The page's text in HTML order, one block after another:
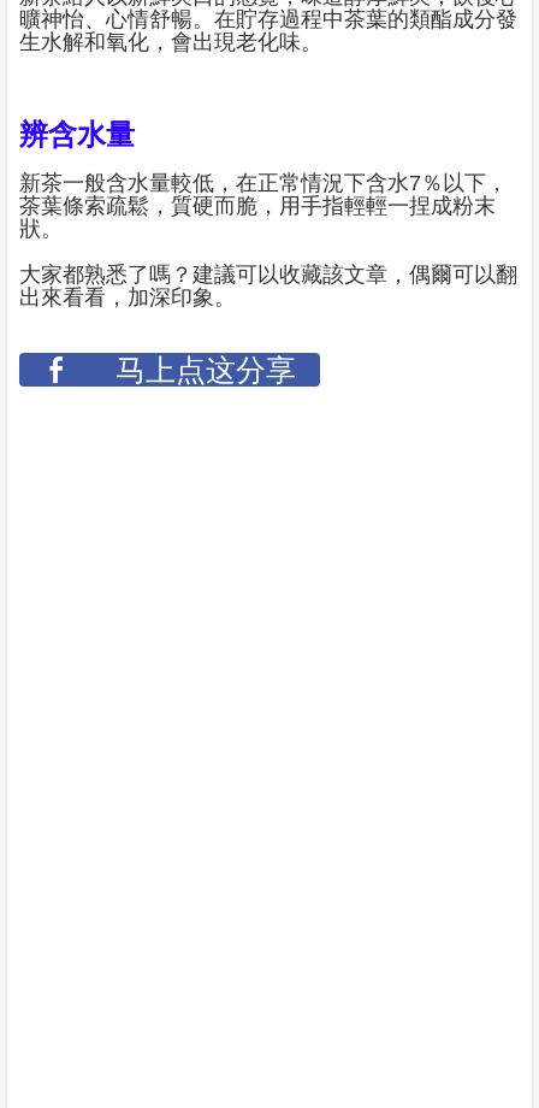
曠神怡、心情舒暢。在貯存過程中茶葉的類酯成分發
生水解和氧化，會出現老化味。
辨含水量
新茶一般含水量較低，在正常情況下含水7％以下，
茶葉條索疏鬆，質硬而脆，用手指輕輕一捏成粉末
狀。
大家都熟悉了嗎？建議可以收藏該文章，偶爾可以翻
出來看看，加深印象。
马上点这分享